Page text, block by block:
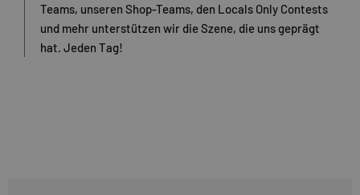
Teams, unseren Shop-Teams, den Locals Only Contests
und mehr unterstützen wir die Szene, die uns geprägt
hat. Jeden Tag!